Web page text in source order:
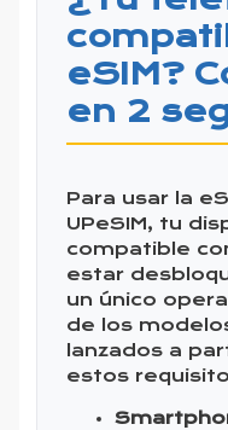
eSIM?
en 2
Para usar la
UPeSIM, tu
compatible
estar
un único
de los
lanzados a
estos